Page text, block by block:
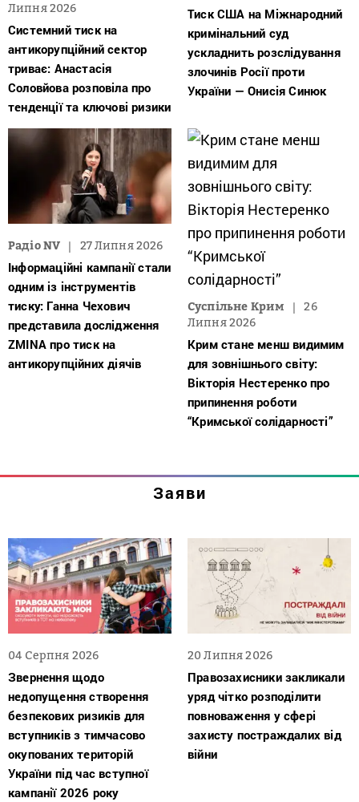
Липня 2026
Системний тиск на
антикорупційний сектор
триває: Анастасія
Соловйова розповіла про
тенденції та ключові ризики
Тиск США на Міжнародний
кримінальний суд
ускладнить розслідування
злочинів Росії проти
України — Онисія Синюк
Радіо NV 27 Липня 2026
Інформаційні кампанії стали
одним із інструментів
тиску: Ганна Чехович
представила дослідження
ZMINA про тиск на
антикорупційних діячів
Суспільне Крим
26
Липня 2026
Крим стане менш видимим
для зовнішнього світу:
Вікторія Нестеренко про
припинення роботи
“Кримської солідарності”
Заяви
04 Серпня 2026
Звернення щодо
недопущення створення
безпекових ризиків для
вступників з тимчасово
окупованих територій
України під час вступної
кампанії 2026 року
20 Липня 2026
Правозахисники закликали
уряд чітко розподілити
повноваження у сфері
захисту постраждалих від
війни